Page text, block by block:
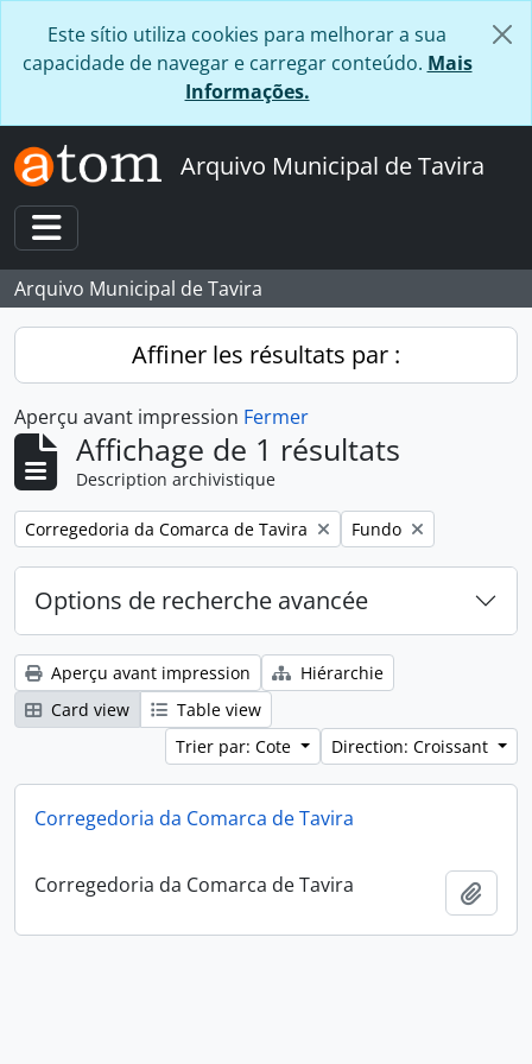
Este sítio utiliza cookies para melhorar a sua
capacidade de navegar e carregar conteúdo. Mais
Informações.
Arquivo Municipal de Tavira
Toggle navigation
Arquivo Municipal de Tavira
Affiner les résultats par :
Aperçu avant impression Fermer
Affichage de 1 résultats
Description archivistique
Remove filter:
Corregedoria da Comarca de Tavira Remove filter:
Fundo
Options de recherche avancée
Aperçu avant impression
Hiérarchie
Card view
Table view
Trier par: Cote
Direction: Croissant
Corregedoria da Comarca de Tavira
Corregedoria da Comarca de Tavira